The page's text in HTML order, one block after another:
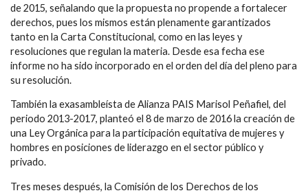
de 2015, señalando que la propuesta no propende a fortalecer
derechos, pues los mismos están plenamente garantizados
tanto en la Carta Constitucional, como en las leyes y
resoluciones que regulan la materia. Desde esa fecha ese
informe no ha sido incorporado en el orden del día del pleno para
su resolución.
También la exasambleísta de Alianza PAIS Marisol Peñafiel, del
periodo 2013-2017, planteó el 8 de marzo de 2016 la creación de
una Ley Orgánica para la participación equitativa de mujeres y
hombres en posiciones de liderazgo en el sector público y
privado.
Tres meses después, la Comisión de los Derechos de los